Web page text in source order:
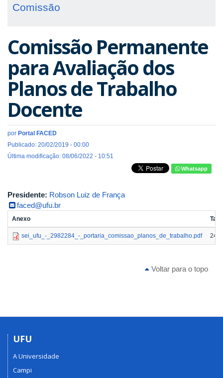
Comissão
Comissão Permanente
para Avaliação dos
Planos de Trabalho
Docente
por Portal FACED
Publicado: 20/02/2019 - 00:00
Última modificação: 08/06/2022 - 10:51
Whatsapp
Presidente: Robson Luiz de França
faced@ufu.br
Anexo
sei_ufu_-_2982284_-_portaria_comissao_planos_de_trabalho.pdf
Voltar para o topo
UFU
A Universidade
Campi